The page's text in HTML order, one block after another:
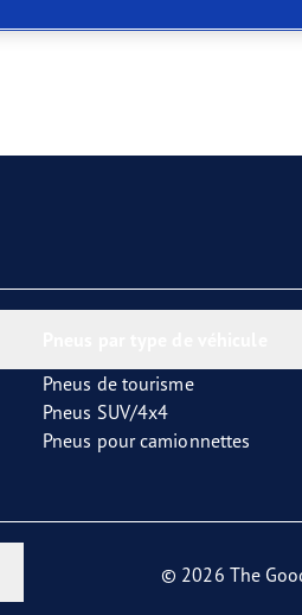
Pneus de tourisme
Pneus SUV/4x4
Pneus pour camionnettes
© 2026 The